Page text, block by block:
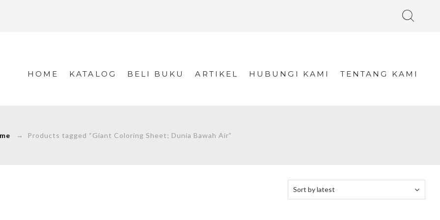
HOME KATALOG BELI BUKU ARTIKEL HUBUNGI KAMI TENTANG KAMI
→ Products tagged “Giant Coloring Sheet; Dunia Bawah Air”